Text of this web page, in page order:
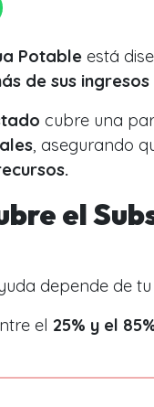
Potable está
de sus
cubre una
, asegurando
el
depende de tu
el 25% y el